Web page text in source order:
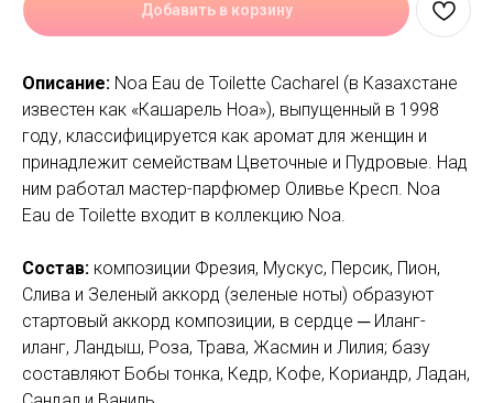
Добавить в корзину
Описание: Noa Eau de Toilette Cacharel (в Казахстане
известен как «Кашарель Ноа»), выпущенный в 1998
году, классифицируется как аромат для женщин и
принадлежит семействам Цветочные и Пудровые. Над
ним работал мастер-парфюмер Оливье Кресп. Noa
Eau de Toilette входит в коллекцию Noa.
Состав: композиции Фрезия, Мускус, Персик, Пион,
Слива и Зеленый аккорд (зеленые ноты) образуют
стартовый аккорд композиции, в сердце ─ Иланг-
иланг, Ландыш, Роза, Трава, Жасмин и Лилия; базу
составляют Бобы тонка, Кедр, Кофе, Кориандр, Ладан,